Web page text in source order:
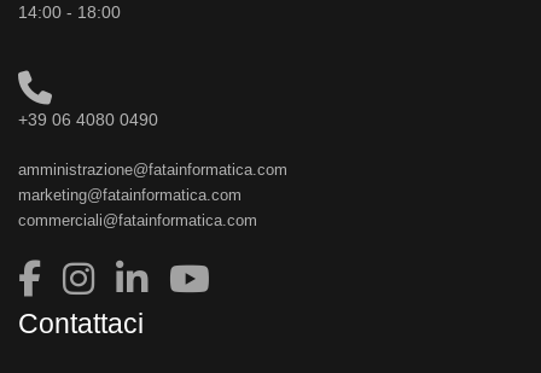
14:00 - 18:00
+39 06 4080 0490
amministrazione@fatainformatica.com
marketing@fatainformatica.com
commerciali@fatainformatica.com
Contattaci